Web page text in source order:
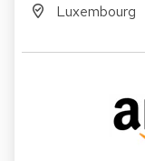
Luxembourg